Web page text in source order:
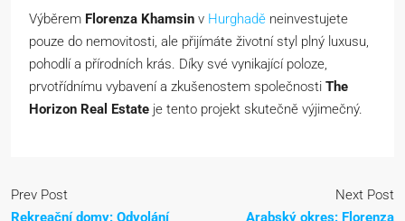
Výběrem Florenza Khamsin v Hurghadě neinvestujete
pouze do nemovitosti, ale přijímáte životní styl plný luxusu,
pohodlí a přírodních krás. Díky své vynikající poloze,
prvotřídnímu vybavení a zkušenostem společnosti The
Horizon Real Estate je tento projekt skutečně výjimečný.
Prev Post
Rekreační domy: Odvolání
Next Post
Arabský okres: Florenza